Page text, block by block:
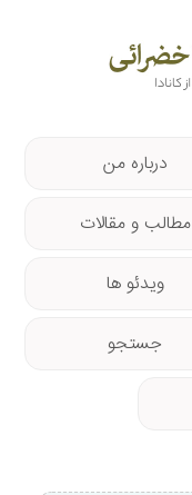
درباره من
مطالب و مقالات
ویدئو ها
جستجو